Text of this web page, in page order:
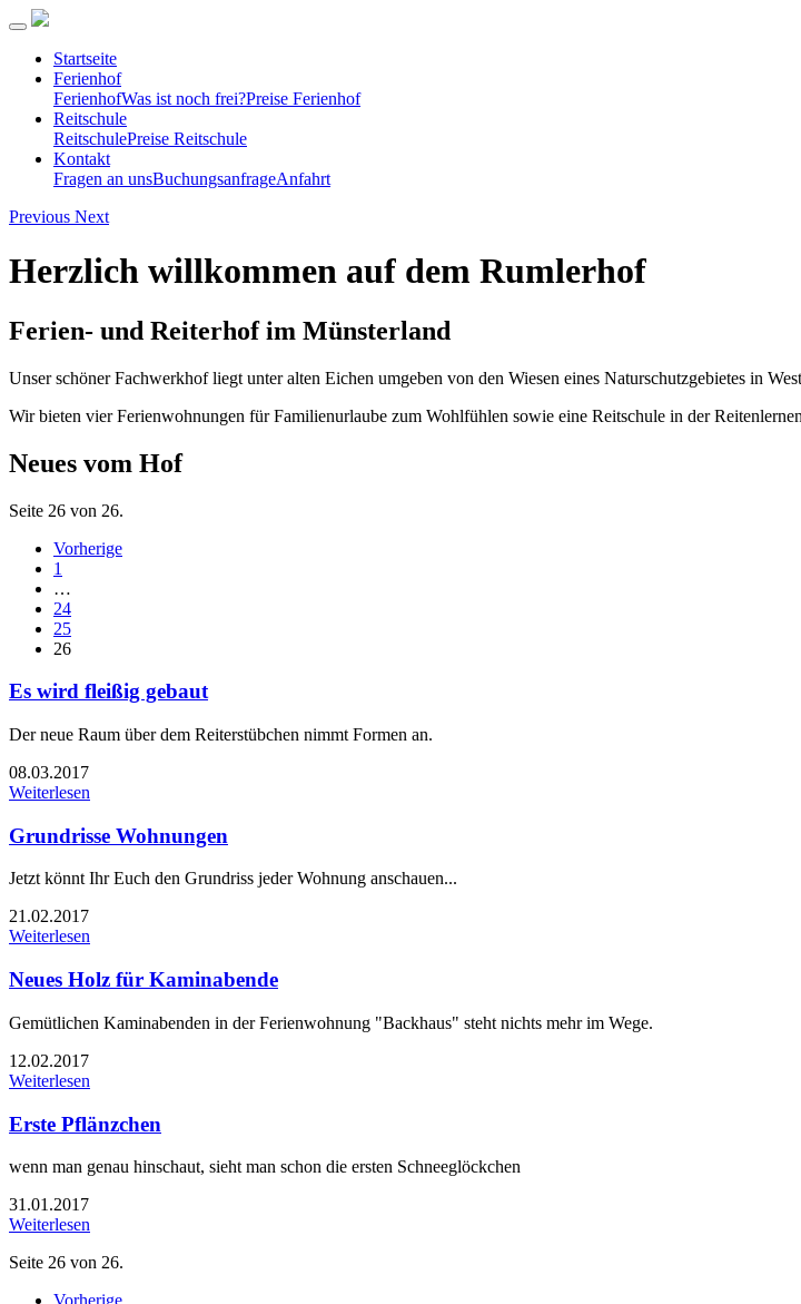
Startseite
Ferienhof
FerienhofWas ist noch frei?Preise Ferienhof
Reitschule
ReitschulePreise Reitschule
Kontakt
Fragen an unsBuchungsanfrageAnfahrt
Previous Next
Herzlich willkommen auf dem Rumlerhof
Ferien- und Reiterhof im Münsterland
Unser schöner Fachwerkhof liegt unter alten Eichen umgeben von den Wiesen eines Naturschutzgebietes in
Wir bieten vier Ferienwohnungen für Familienurlaube zum Wohlfühlen sowie eine Reitschule in der
Neues vom Hof
Seite 26 von 26.
Vorherige
1
…
24
25
26
Es wird fleißig gebaut
Der neue Raum über dem Reiterstübchen nimmt Formen an.
08.03.2017
Weiterlesen
Grundrisse Wohnungen
Jetzt könnt Ihr Euch den Grundriss jeder Wohnung anschauen...
21.02.2017
Weiterlesen
Neues Holz für Kaminabende
Gemütlichen Kaminabenden in der Ferienwohnung "Backhaus" steht nichts mehr im Wege.
12.02.2017
Weiterlesen
Erste Pflänzchen
wenn man genau hinschaut, sieht man schon die ersten Schneeglöckchen
31.01.2017
Weiterlesen
Seite 26 von 26.